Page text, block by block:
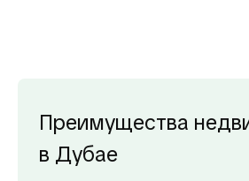
Преимущества
в Дубае